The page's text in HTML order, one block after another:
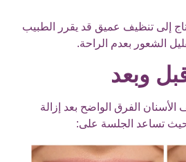
إلى تنظيف عميق قد يقرر الطبيب
الشعور بعدم الراحة.
وبعد
الفرق الواضح بعد إزالة
تساعد الجلسة على: